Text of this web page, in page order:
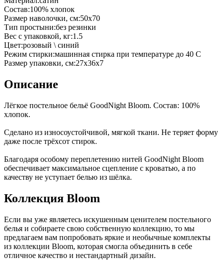
Состав:100% хлопок
Размер наволочки, см:50х70
Тип простыни:без резинки
Вес с упаковкой, кг:1.5
Цвет:розовый \ синий
Режим стирки:машинная стирка при температуре до 40 С
Размер упаковки, см:27х36х7
Описание
Лёгкое постельное бельё GoodNight Bloom. Состав: 100%
хлопок.
Сделано из износоустойчивой, мягкой ткани. Не теряет форму
даже после трёхсот стирок.
Благодаря особому переплетению нитей GoodNight Bloom
обеспечивает максимальное сцепление с кроватью, а по
качеству не уступает белью из шёлка.
Коллекция Bloom
Если вы уже являетесь искушенным ценителем постельного
белья и собираете свою собственную коллекцию, то мы
предлагаем вам попробовать яркие и необычные комплекты
из коллекции Bloom, которая смогла объединить в себе
отличное качество и нестандартный дизайн.